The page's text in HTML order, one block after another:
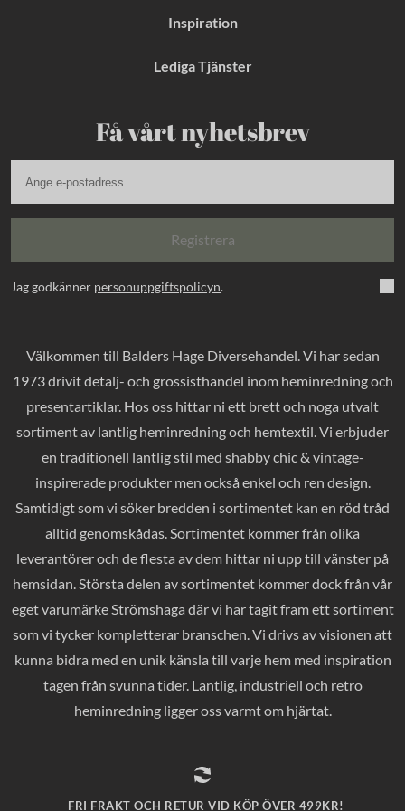
Inspiration
Lediga Tjänster
Få vårt nyhetsbrev
Registrera
Jag godkänner personuppgiftspolicyn.
Välkommen till Balders Hage Diversehandel. Vi har sedan
1973 drivit detalj- och grossisthandel inom heminredning och
presentartiklar. Hos oss hittar ni ett brett och noga utvalt
sortiment av lantlig heminredning och hemtextil. Vi erbjuder
en traditionell lantlig stil med shabby chic & vintage-
inspirerade produkter men också enkel och ren design.
Samtidigt som vi söker bredden i sortimentet kan en röd tråd
alltid genomskådas. Sortimentet kommer från olika
leverantörer och de flesta av dem hittar ni upp till vänster på
hemsidan. Största delen av sortimentet kommer dock från vår
eget varumärke Strömshaga där vi har tagit fram ett sortiment
som vi tycker kompletterar branschen. Vi drivs av visionen att
kunna bidra med en unik känsla till varje hem med inspiration
tagen från svunna tider. Lantlig, industriell och retro
heminredning ligger oss varmt om hjärtat.
FRI FRAKT OCH RETUR VID KÖP ÖVER 499KR!